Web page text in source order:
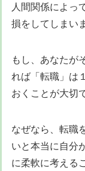
人間関係によっ
損をしてしまい
もし、あなたが
れば「転職」は
おくことが大切
なぜなら、転職
いと本当に自分
に柔軟に考える